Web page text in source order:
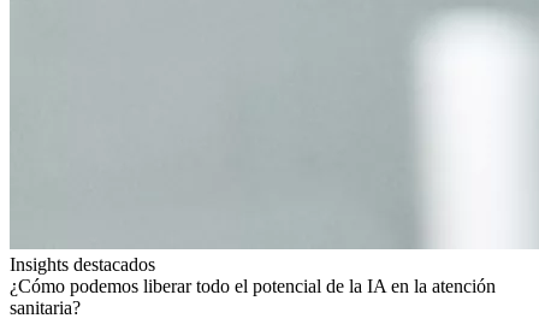
Insights destacados
¿Cómo podemos liberar todo el potencial de la IA en la atención
sanitaria?​